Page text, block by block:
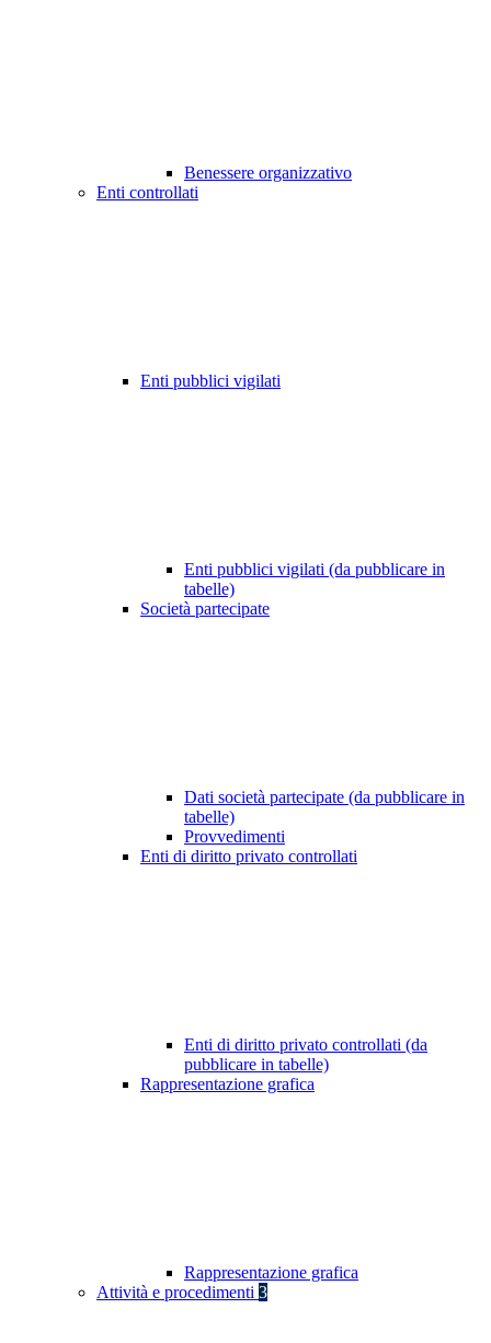
Benessere organizzativo
Enti controllati
Enti pubblici vigilati
Enti pubblici vigilati (da pubblicare in
tabelle)
Società partecipate
Dati società partecipate (da pubblicare in
tabelle)
Provvedimenti
Enti di diritto privato controllati
Enti di diritto privato controllati (da
pubblicare in tabelle)
Rappresentazione grafica
Rappresentazione grafica
Attività e procedimenti 3